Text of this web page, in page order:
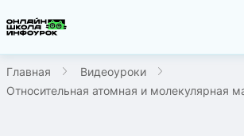
Главная
Видеоуроки
Относительная атомная и молекулярная